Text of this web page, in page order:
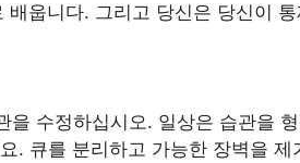
웁니다. 그리고 당신은 당신이
수정하십시오. 일상은 습관을
. 큐를 분리하고 가능한 장벽을